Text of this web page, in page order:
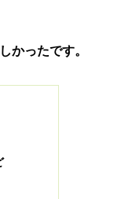
かったです。